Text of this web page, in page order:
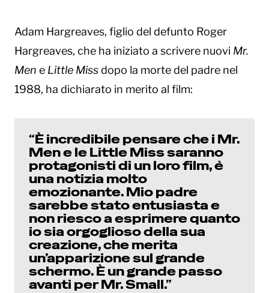
Adam Hargreaves, figlio del defunto Roger
Hargreaves, che ha iniziato a scrivere nuovi Mr.
Men e Little Missdopo la morte del padre nel
1988, ha dichiarato in merito al film:
“È incredibile pensare che i Mr.
Men e le Little Miss saranno
protagonisti di un loro film, è
una notizia molto
emozionante. Mio padre
sarebbe stato entusiasta e
non riesco a esprimere quanto
io sia orgoglioso della sua
creazione, che merita
un’apparizione sul grande
schermo. È un grande passo
avanti per Mr. Small.”